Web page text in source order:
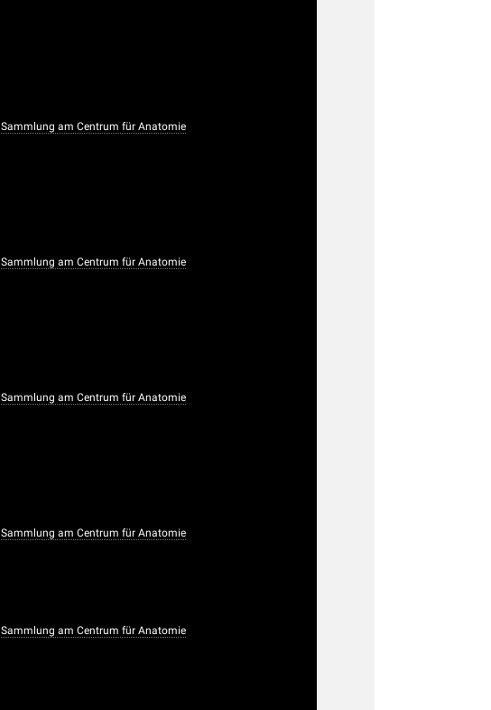
Sammlung am Centrum für Anatomie
Sammlung am Centrum für Anatomie
Sammlung am Centrum für Anatomie
Sammlung am Centrum für Anatomie
Sammlung am Centrum für Anatomie